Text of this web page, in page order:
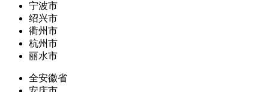
宁波市
绍兴市
衢州市
杭州市
丽水市
全安徽省